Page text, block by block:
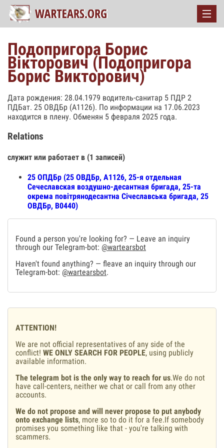
Подопригора Борис
Вікторович (Подопригора
Борис Викторович)
Дата рождения: 28.04.1979 водитель-санитар 5 ПДР 2
ПДБат. 25 ОВДБр (А1126). По информации на 17.06.2023
находится в плену. Обменян 5 февраля 2025 года.
Relations
служит или работает в (1 записей)
25 ОПДБр (25 ОВДБр, А1126, 25-я отдельная
Сечеславская воздушно-десантная бригада, 25-та
окрема повітрянодесантна Січеславська бригада, 25
ОВДБр, В0440)
Found a person you're looking for? — Leave an inquiry
through our Telegram-bot: @wartearsbot
Haven't found anything? — fleave an inquiry through our
Telegram-bot: @wartearsbot.
ATTENTION!
We are not official representatives of any side of the
conflict! WE ONLY SEARCH FOR PEOPLE, using publicly
available information.
The telegram bot is the only way to reach for us.We do not
have call-centers, neither we chat or call from any other
accounts.
We do not propose and will never propose to put anybody
onto exchange lists, more so to do it for a fee.If somebody
promises you something like that - you're talking with
scammers.